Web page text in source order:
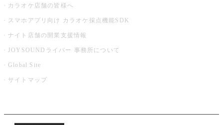
カラオケ店舗の皆様へ
スマホアプリ向け カラオケ採点機能SDK
ナイト店舗の開業支援情報
JOYSOUNDライバー 事務所について
Global Site
サイトマップ